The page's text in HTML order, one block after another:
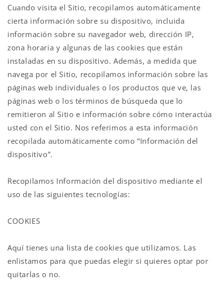
Cuando visita el Sitio, recopilamos automáticamente
cierta información sobre su dispositivo, incluida
información sobre su navegador web, dirección IP,
zona horaria y algunas de las cookies que están
instaladas en su dispositivo. Además, a medida que
navega por el Sitio, recopilamos información sobre las
páginas web individuales o los productos que ve, las
páginas web o los términos de búsqueda que lo
remitieron al Sitio e información sobre cómo interactúa
usted con el Sitio. Nos referimos a esta información
recopilada automáticamente como “Información del
dispositivo”.
Recopilamos Información del dispositivo mediante el
uso de las siguientes tecnologías:
COOKIES
Aquí tienes una lista de cookies que utilizamos. Las
enlistamos para que puedas elegir si quieres optar por
quitarlas o no.